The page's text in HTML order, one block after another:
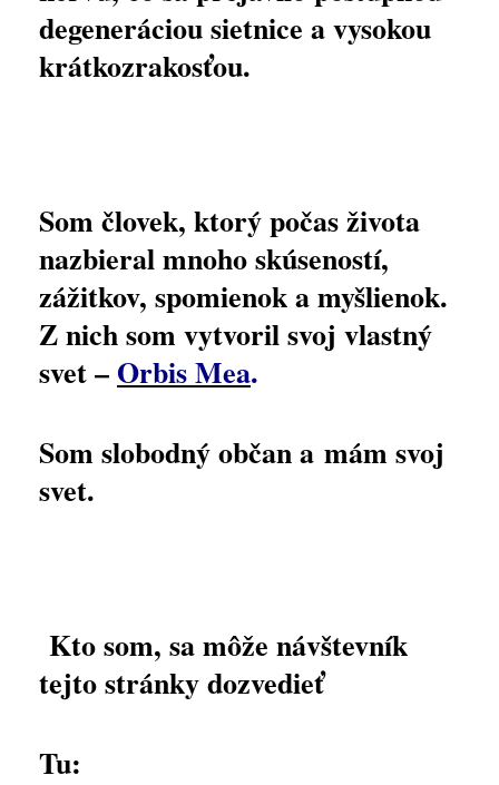
degeneráciou sietnice a vysokou
krátkozrakosťou.
Som človek, ktorý počas života
nazbieral mnoho skúseností,
zážitkov, spomienok a myšlienok.
Z nich som vytvoril svoj vlastný
svet – Orbis Mea.
Som slobodný občan a mám svoj
svet.
Kto som, sa môže návštevník
tejto stránky dozvedieť
Tu: